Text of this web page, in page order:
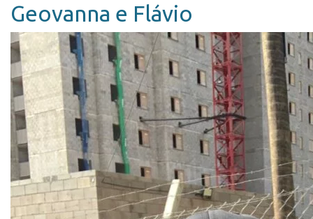
Geovanna e Flávio